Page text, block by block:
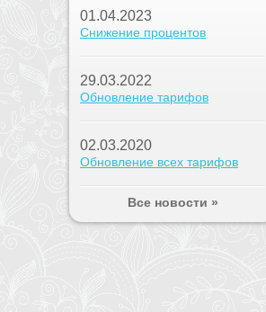
01.04.2023
Снижение процентов
29.03.2022
Обновление тарифов
02.03.2020
Обновление всех тарифов
Все новости »